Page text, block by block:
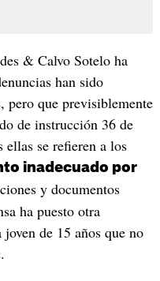
& Calvo Sotelo ha
han sido
pero que previsiblemente
de instrucción 36 de
se refieren a los
inadecuado por
y documentos
ha puesto otra
de 15 años que no